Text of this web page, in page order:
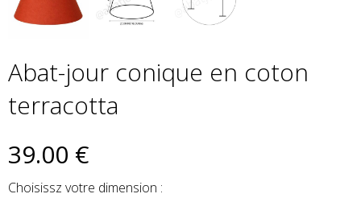
Abat-jour conique en coton
terracotta
39.00 €
Choisissz votre dimension :